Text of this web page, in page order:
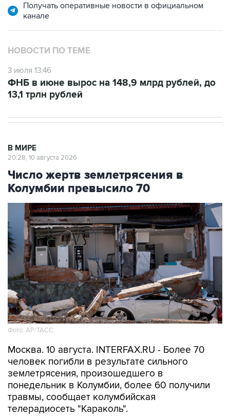
Получать оперативные новости в официальном
канале
НОВОСТИ ПО ТЕМЕ
3 июля 13:46
ФНБ в июне вырос на 148,9 млрд рублей, до
13,1 трлн рублей
В МИРЕ
20:28, 10 августа 2026
Число жертв землетрясения в
Колумбии превысило 70
Фото: АР/ТАСС
Москва. 10 августа. INTERFAX.RU - Более 70
человек погибли в результате сильного
землетрясения, произошедшего в
понедельник в Колумбии, более 60 получили
травмы, сообщает колумбийская
телерадиосеть "Караколь".